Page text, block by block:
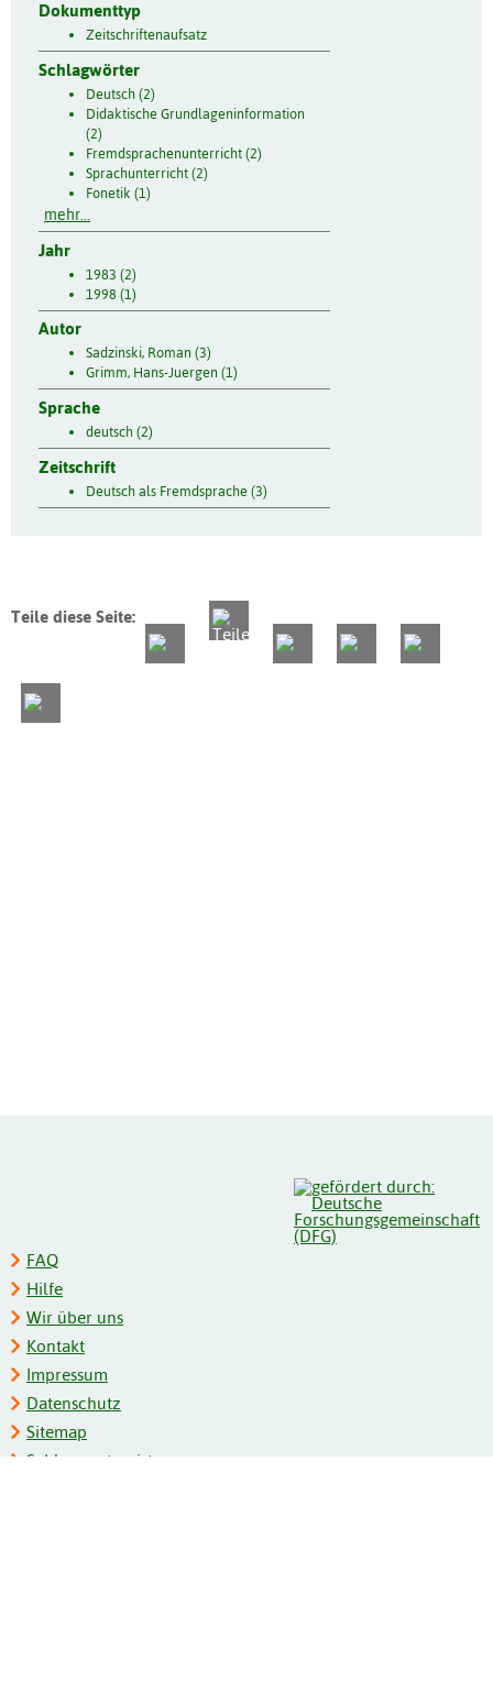
Dokumenttyp
Zeitschriftenaufsatz
Schlagwörter
Deutsch (2)
Didaktische Grundlageninformation
(2)
Fremdsprachenunterricht (2)
Sprachunterricht (2)
Fonetik (1)
mehr...
Jahr
1983 (2)
1998 (1)
Autor
Sadzinski, Roman (3)
Grimm, Hans-Juergen (1)
Sprache
deutsch (2)
Zeitschrift
Deutsch als Fremdsprache (3)
Teile diese Seite:
FAQ
Hilfe
Wir über uns
Kontakt
Impressum
Datenschutz
Sitemap
Schlagwortregister